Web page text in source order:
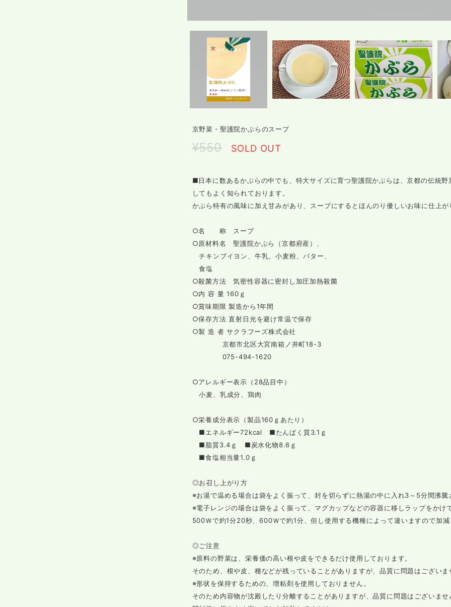
京野菜・聖護院かぶらのスープ
¥550 SOLD OUT
■日本に数あるかぶらの中でも、特大サイズに育つ聖護院かぶらは、京都の伝統
してもよく知られております。
かぶら特有の風味に加え甘みがあり、スープにするとほんのり優しいお味に仕上が
○名 称 スープ
○原材料名 聖護院かぶら（京都府産）、
チキンブイヨン、牛乳、小麦粉、バター、
食塩
○殺菌方法 気密性容器に密封し加圧加熱殺菌
○内 容 量 160ｇ
○賞味期限 製造から1年間
○保存方法 直射日光を避け常温で保存
○製 造 者 サクラフーズ株式会社
京都市北区大宮南箱ノ井町18-3
075-494-1620
○アレルギー表示（28品目中）
小麦、乳成分、鶏肉
○栄養成分表示（製品160ｇあたり）
■エネルギー72kcal ■たんぱく質3.1ｇ
■脂質3.4ｇ ■炭水化物8.6ｇ
■食塩相当量1.0ｇ
◎お召し上がり方
※お湯で温める場合は袋をよく振って、封を切らずに熱湯の中に入れ3～5分間沸騰
※電子レンジの場合は袋をよく振って、マグカップなどの容器に移しラップをかけ
500Ｗで約1分20秒、600Ｗで約1分、但し使用する機種によって違いますので加減
◎ご注意
※原料の野菜は、栄養価の高い根や皮をできるだけ使用しております。
そのため、根や皮、種などが残っていることがありますが、品質に問題はございま
※形状を保持するための、増粘剤を使用しておりません。
そのため内容物が沈殿したり分離することがありますが、品質に問題はございませ